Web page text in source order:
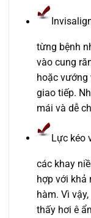
từng bệnh
vào cung
hoặc vướng
giao tiếp.
mái và dễ
Lực kéo
các khay
hợp với khả
hàm. Vì
thấy hơi ê